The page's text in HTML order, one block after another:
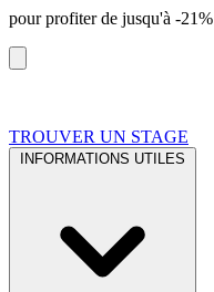
pour profiter de jusqu'à -21%
TROUVER UN STAGE
INFORMATIONS UTILES